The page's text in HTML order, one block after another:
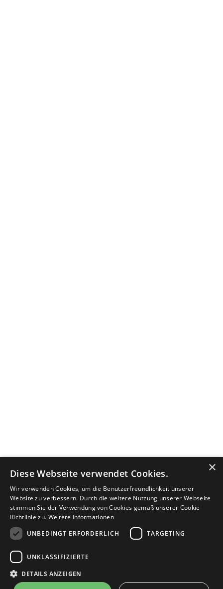
×
Diese Webseite verwendet Cookies.
Wir verwenden Cookies, um die Benutzerfreundlichkeit unserer
Website zu verbessern. Durch die weitere Nutzung unserer Webseite
stimmen Sie der Verwendung von Cookies gemäß unserer Cookie-
Richtlinie zu. Weitere Informationen
UNBEDINGT ERFORDERLICH
TARGETING
UNKLASSIFIZIERTE
DETAILS ANZEIGEN